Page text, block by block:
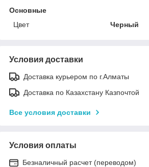
Основные
Цвет
Черный
Условия доставки
Доставка курьером по г.Алматы
Доставка по Казахстану Казпочтой
Все условия доставки
Условия оплаты
Безналичный расчет (переводом)